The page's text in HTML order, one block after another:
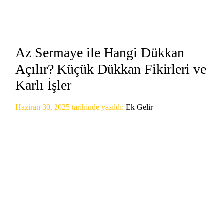
Az Sermaye ile Hangi Dükkan
Açılır? Küçük Dükkan Fikirleri ve
Karlı İşler
Haziran 30, 2025 tarihinde yazıldı: Ek Gelir